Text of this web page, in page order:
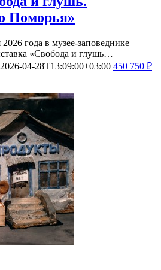
Поморья»
года в музее-заповеднике
«Свобода и глушь…
2026-04-28T13:09:00+03:00 450 750 ₽